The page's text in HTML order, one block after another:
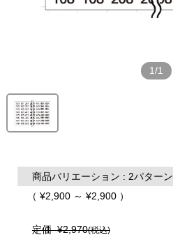
1/1
商品バリエーション : 2パターン
（ ¥2,900 ～ ¥2,900 ）
定価¥2,970(税込)